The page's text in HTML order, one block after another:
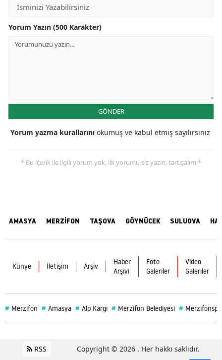
Yorum Yazın (500 Karakter)
GÖNDER
Yorum yazma kurallarını okumuş ve kabul etmiş sayılırsınız
* Bu içerik ile ilgili yorum yok, ilk yorumu siz yazın, tartışalım *
AMASYA MERZİFON TAŞOVA GÖYNÜCEK SULUOVA
Künye İletişim Arşiv
Haber
Arşivi
Foto
Galeriler
Video
Galeriler
# Merzifon # Amasya # Alp Kargı # Merzifon Belediyesi #
RSS Copyright © 2026 . Her hakkı saklıdır.